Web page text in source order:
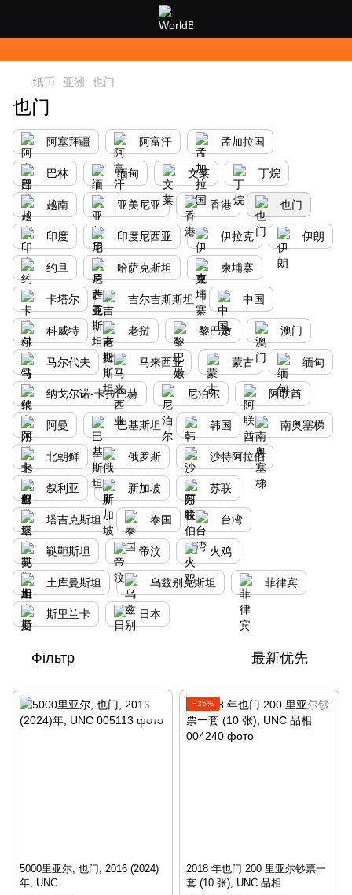
纸币 亚洲 也门
也门
阿塞拜疆 阿富汗 孟加拉国
巴林 缅甸 文莱 丁烷
越南 亚美尼亚 香港 也门
印度 印度尼西亚 伊拉克 伊朗
约旦 哈萨克斯坦 柬埔寨
卡塔尔 吉尔吉斯斯坦 中国
科威特 老挝 黎巴嫩 澳门
马尔代夫 马来西亚 蒙古 缅甸
纳戈尔诺-卡拉巴赫 尼泊尔 阿联酋
阿曼 巴基斯坦 韩国 南奥塞梯
北朝鲜 俄罗斯 沙特阿拉伯
叙利亚 新加坡 苏联
塔吉克斯坦 泰国 台湾
鞑靼斯坦 帝汶 火鸡
土库曼斯坦 乌兹别克斯坦 菲律宾
斯里兰卡 日本
Фільтр 最新优先
5000里亚尔, 也门, 2016 (2024)
年, UNC
−35%
2018 年也门 200 里亚尔钞票一
套 (10 张), UNC 品相